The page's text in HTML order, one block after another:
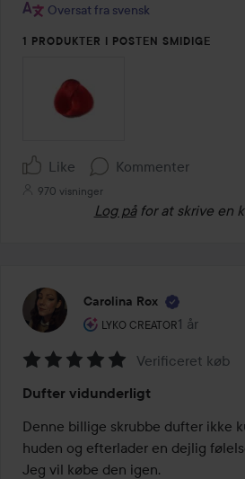
Oversat fra svensk
1 PRODUKTER I POSTEN SMIDIGE
Like Kommenter
970 visninger
Log på for at skrive en
Carolina Rox
LYKO CREATOR
Brugerens rolle: Lyko
1 år
Posten
5
ud
af
5
Verificeret køb
Dufter vidunderligt
Denne billige skrubbe dufter ikke
huden og efterlader en dejlig
Jeg vil købe den igen.